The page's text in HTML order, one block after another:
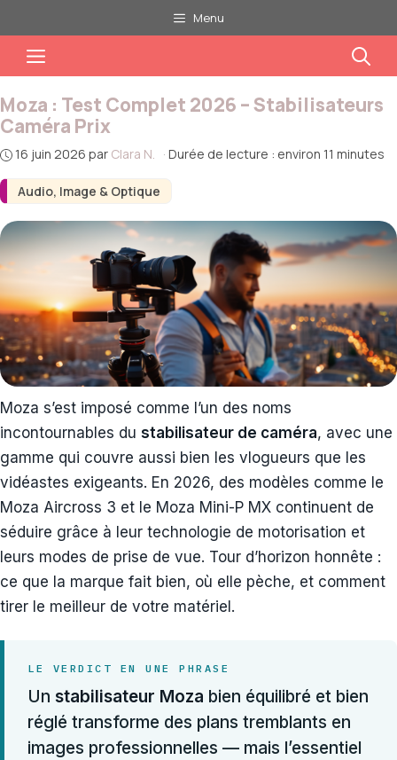
au
contenu
Menu
Menu
Audio, Image & Optique
Moza : Test Complet 2026 – Stabilisateurs
Caméra Prix
16 juin 2026 par Clara N. · Durée de lecture : environ 11 minutes
Moza s’est imposé comme l’un des noms
incontournables du stabilisateur de caméra, avec une
gamme qui couvre aussi bien les vlogueurs que les
vidéastes exigeants. En 2026, des modèles comme le
Moza Aircross 3 et le Moza Mini-P MX continuent de
séduire grâce à leur technologie de motorisation et
leurs modes de prise de vue. Tour d’horizon honnête :
ce que la marque fait bien, où elle pèche, et comment
tirer le meilleur de votre matériel.
LE VERDICT EN UNE PHRASE
Un stabilisateur Moza bien équilibré et bien
réglé transforme des plans tremblants en
images professionnelles — mais l’essentiel